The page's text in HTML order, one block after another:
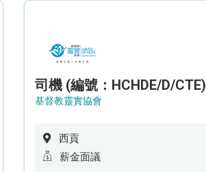
司機 (編號：HCHDE/D/CTE)
基督教靈實協會
西貢
薪金面議